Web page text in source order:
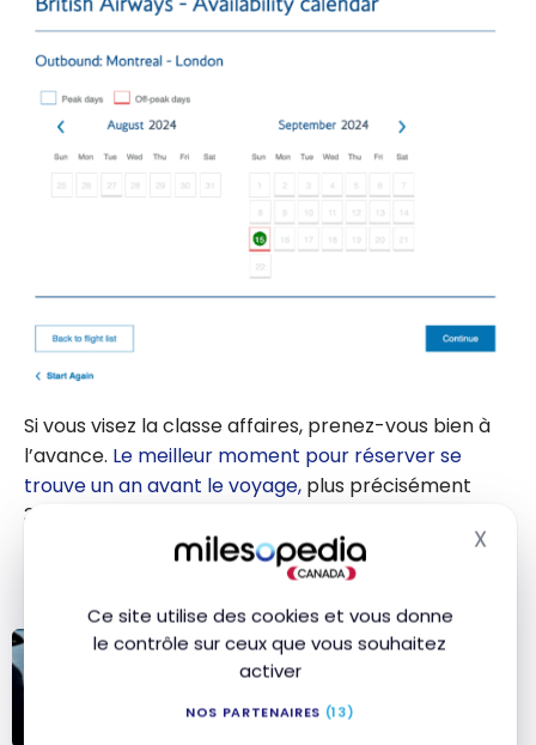
Ce site utilise des cookies et vous donne
le contrôle sur ceux que vous souhaitez
activer
NOS PARTENAIRES (13)
X
Si vous visez la classe affaires, prenez-vous bien à
l’avance. Le meilleur moment pour réserver se
trouve un an avant le voyage, plus précisément
355 jours avant le départ avec
moment, vous aurez accès à l’ensemble des billets
STRATÉGIES
Quel est le meilleur moment pour
l’achat des billets d’avion avec
les points ?